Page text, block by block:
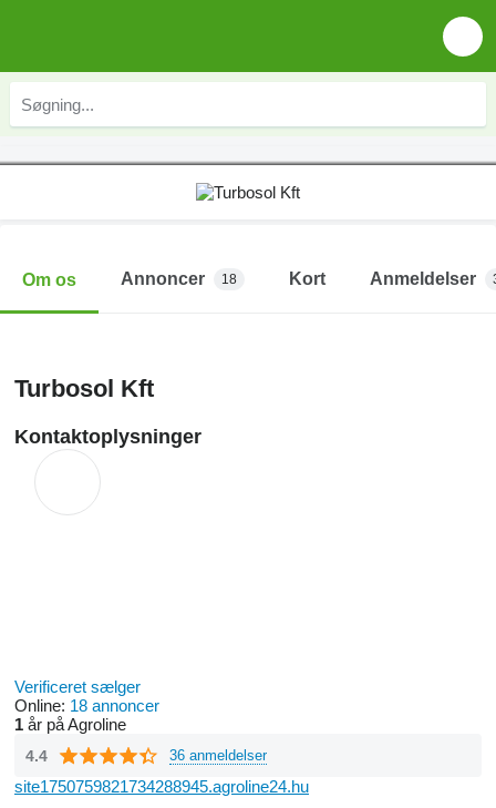
Om os Annoncer 18 Kort Anmeldelser
Turbosol Kft
Kontaktoplysninger
Verificeret sælger
Online: 18 annoncer
1 år på Agroline
4.4 36 anmeldelser
site1750759821734288945.agroline24.hu